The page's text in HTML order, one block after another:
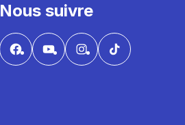
Nous suivre